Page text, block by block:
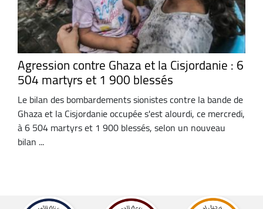
Agression contre Ghaza et la Cisjordanie : 6
504 martyrs et 1 900 blessés
Le bilan des bombardements sionistes contre la bande de
Ghaza et la Cisjordanie occupée s'est alourdi, ce mercredi,
à 6 504 martyrs et 1 900 blessés, selon un nouveau
bilan ...